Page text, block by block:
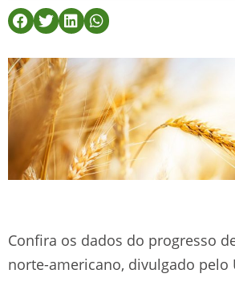
Confira os dados do progresso
norte-americano, divulgado pelo